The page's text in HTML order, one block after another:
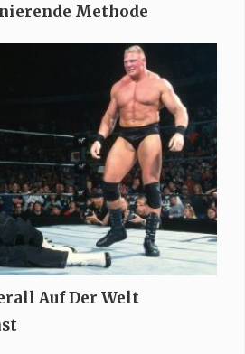
Methode
Auf Der Welt